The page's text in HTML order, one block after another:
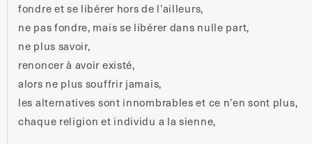
fondre et se libérer hors de l’ailleurs,
ne pas fondre, mais se libérer dans nulle part,
ne plus savoir,
renoncer à avoir existé,
alors ne plus souffrir jamais,
les alternatives sont innombrables et ce n’en sont plus,
chaque religion et individu a la sienne,